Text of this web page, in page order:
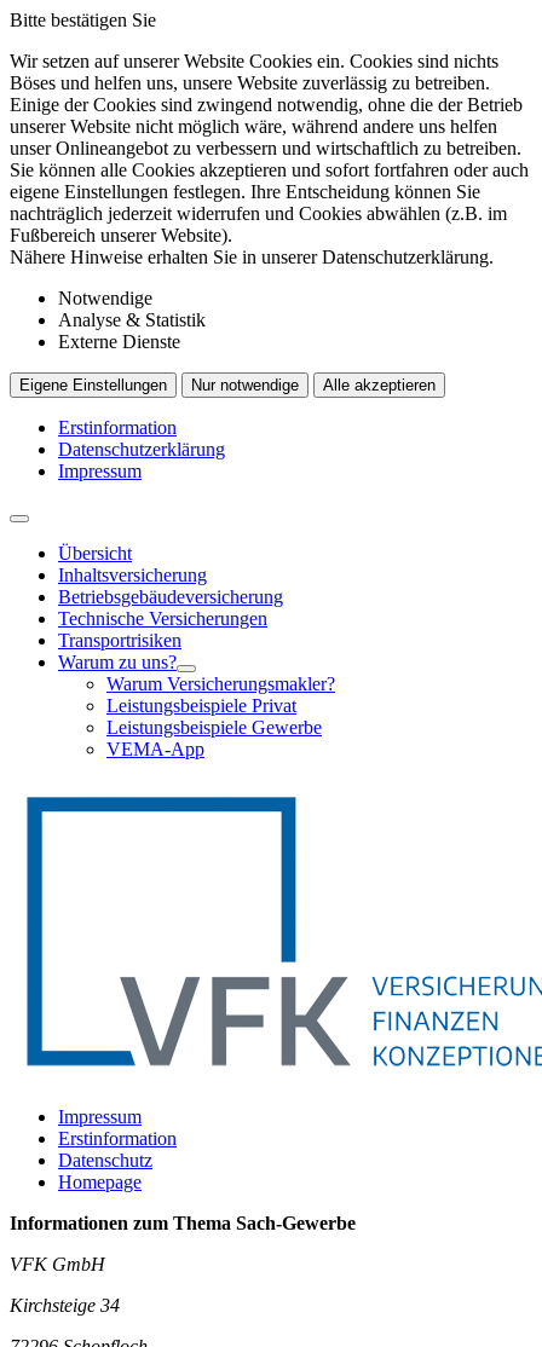
Bitte bestätigen Sie
Wir setzen auf unserer Website Cookies ein. Cookies sind nichts
Böses und helfen uns, unsere Website zuverlässig zu betreiben.
Einige der Cookies sind zwingend notwendig, ohne die der Betrieb
unserer Website nicht möglich wäre, während andere uns helfen
unser Onlineangebot zu verbessern und wirtschaftlich zu betreiben.
Sie können alle Cookies akzeptieren und sofort fortfahren oder auch
eigene Einstellungen festlegen. Ihre Entscheidung können Sie
nachträglich jederzeit widerrufen und Cookies abwählen (z.B. im
Fußbereich unserer Website).
Nähere Hinweise erhalten Sie in unserer Datenschutzerklärung.
Notwendige
Analyse & Statistik
Externe Dienste
Eigene Einstellungen Nur notwendige Alle akzeptieren
Erstinformation
Datenschutzerklärung
Impressum
Übersicht
Inhaltsversicherung
Betriebsgebäudeversicherung
Technische Versicherungen
Transportrisiken
Warum zu uns?
Warum Versicherungsmakler?
Leistungsbeispiele Privat
Leistungsbeispiele Gewerbe
VEMA-App
Impressum
Erstinformation
Datenschutz
Homepage
Informationen zum Thema Sach-Gewerbe
VFK GmbH
Kirchsteige 34